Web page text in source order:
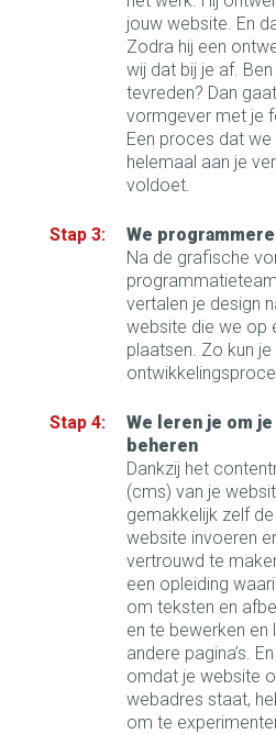
jouw website. En
Zodra hij een
wij dat bij je af.
tevreden? Dan
vormgever met je
Een proces dat
helemaal aan je
voldoet.
We
Na de grafische
vertalen je design
website die we op
plaatsen. Zo kun je
We leren je om
beheren
Dankzij het
(cms) van je
gemakkelijk zelf
website invoeren
vertrouwd te
een opleiding
om teksten en
en te bewerken en
andere pagina’s.
omdat je website
webadres staat,
om te